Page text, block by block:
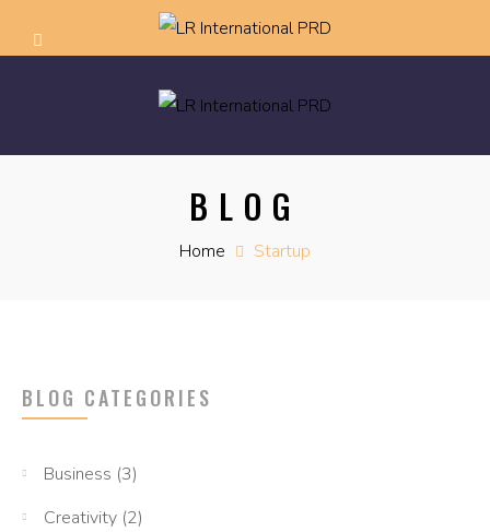
BLOG
Home Startup
BLOG CATEGORIES
Business (3)
Creativity (2)